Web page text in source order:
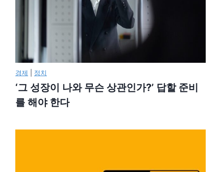
경제 정치
‘그 성장이 나와 무슨 상관인가?’ 답할 준비
를 해야 한다